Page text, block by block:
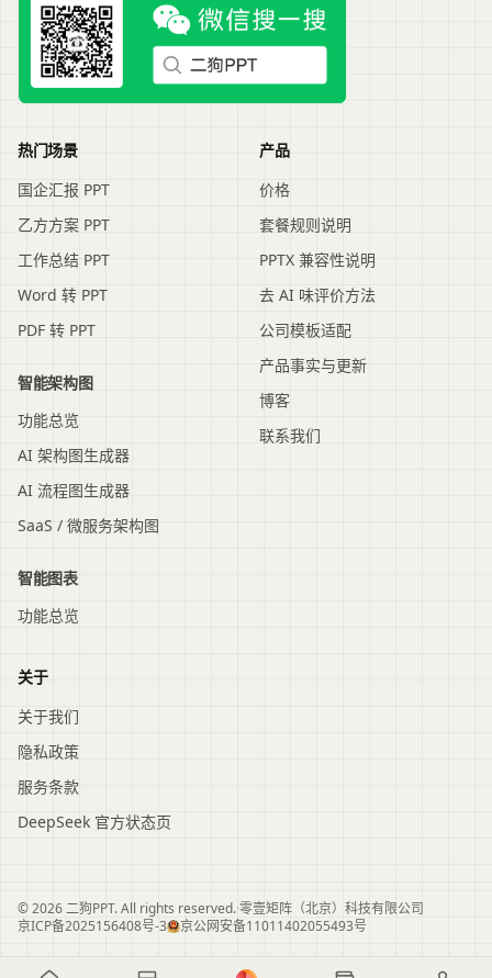
热门场景
国企汇报 PPT
乙方方案 PPT
工作总结 PPT
Word 转 PPT
PDF 转 PPT
智能架构图
功能总览
AI 架构图生成器
AI 流程图生成器
SaaS / 微服务架构图
智能图表
功能总览
产品
价格
套餐规则说明
PPTX 兼容性说明
去 AI 味评价方法
公司模板适配
产品事实与更新
博客
联系我们
关于
关于我们
隐私政策
服务条款
DeepSeek 官方状态页
© 2026 二狗PPT. All rights reserved.·零壹矩阵（北京）科技有限公司
京ICP备2025156408号-3
京公网安备11011402055493号